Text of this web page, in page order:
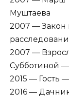
Муштаева
2007 — Закон
2007 —
Субботиной
2015 — Гость
2016 —